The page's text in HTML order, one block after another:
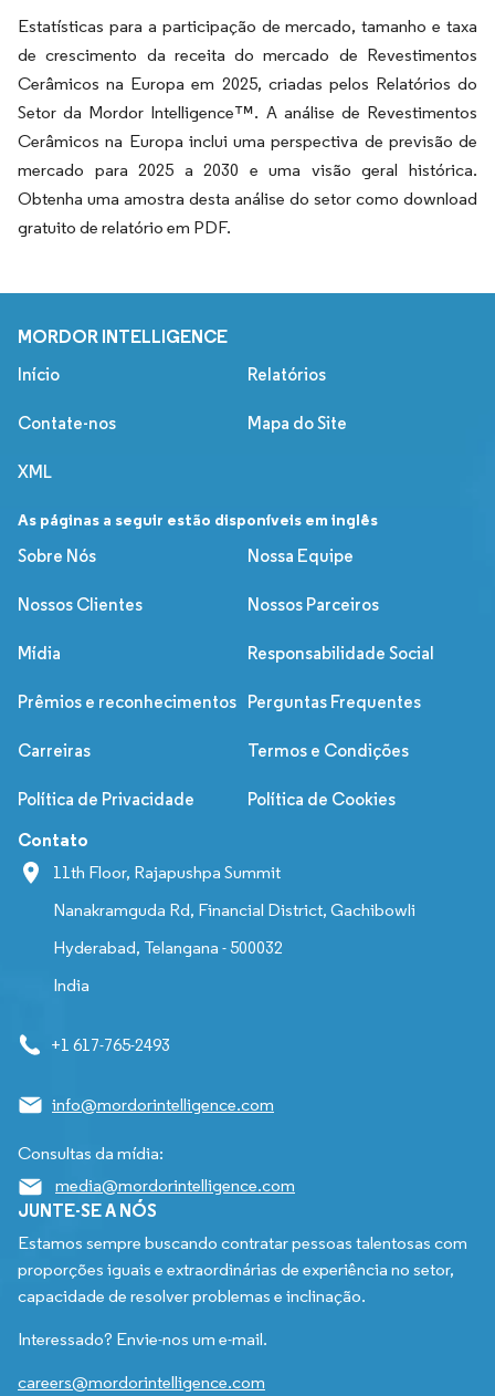
Estatísticas para a participação de mercado, tamanho e taxa
de crescimento da receita do mercado de Revestimentos
Cerâmicos na Europa em 2025, criadas pelos Relatórios do
Setor da Mordor Intelligence™. A análise de Revestimentos
Cerâmicos na Europa inclui uma perspectiva de previsão de
mercado para 2025 a 2030 e uma visão geral histórica.
Obtenha uma amostra desta análise do setor como download
gratuito de relatório em PDF.
MORDOR INTELLIGENCE
Início Relatórios
Contate-nos Mapa do Site
XML
As páginas a seguir estão disponíveis em inglês
Sobre Nós
Nossa Equipe
Nossos Clientes Nossos Parceiros
Mídia Responsabilidade Social
Prêmios e reconhecimentos Perguntas Frequentes
Carreiras Termos e Condições
Política de Privacidade Política de Cookies
Contato
11th Floor, Rajapushpa Summit
Nanakramguda Rd, Financial District, Gachibowli
Hyderabad, Telangana - 500032
India
+1 617-765-2493
info@mordorintelligence.com
Consultas da mídia:
media@mordorintelligence.com
JUNTE-SE A NÓS
Estamos sempre buscando contratar pessoas talentosas com
proporções iguais e extraordinárias de experiência no setor,
capacidade de resolver problemas e inclinação.
Interessado? Envie-nos um e-mail.
careers@mordorintelligence.com